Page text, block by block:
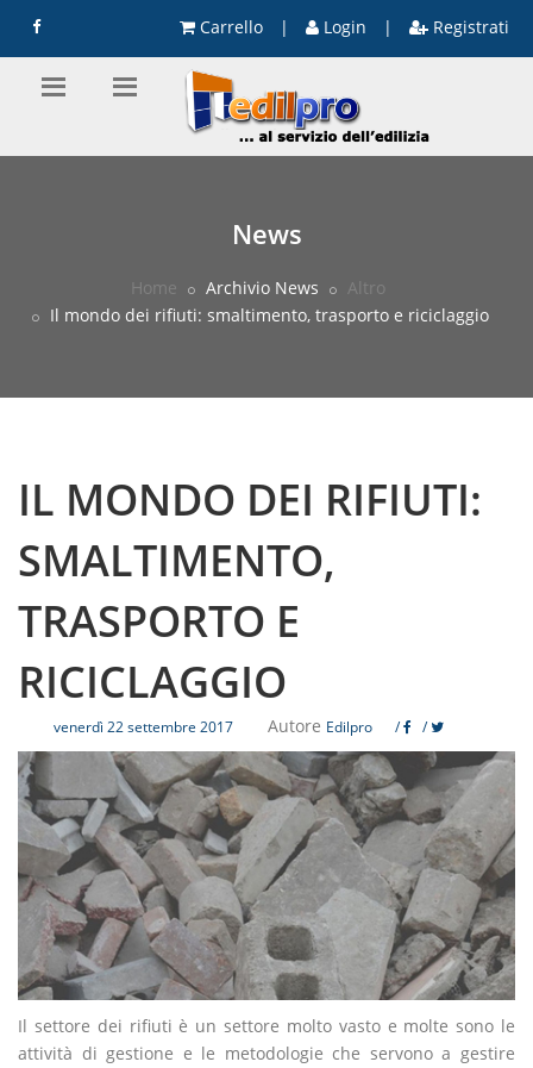
Carrello | Login | Registrati
News
Home Archivio News
Altro
Il mondo dei rifiuti: smaltimento, trasporto e riciclaggio
IL MONDO DEI RIFIUTI:
SMALTIMENTO,
TRASPORTO E
RICICLAGGIO
venerdì 22 settembre 2017 Autore Edilpro / /
Il settore dei rifiuti è un settore molto vasto e molte sono le
attività di gestione e le metodologie che servono a gestire